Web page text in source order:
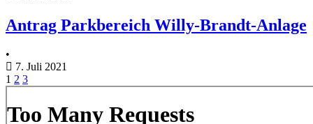
Antrag Parkbereich Willy-Brandt-Anlage
•
7. Juli 2021
1 2 3